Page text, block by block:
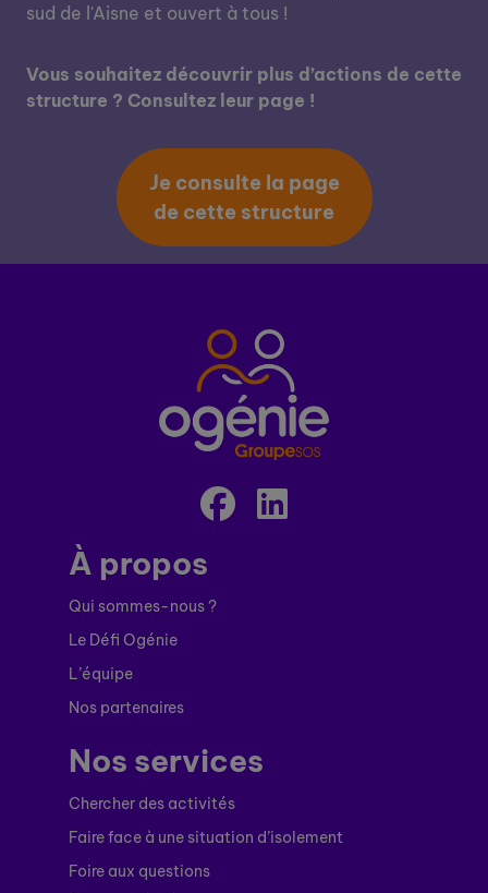
sud de l'Aisne et ouvert à tous !
Vous souhaitez découvrir plus d’actions de cette
structure ? Consultez leur page !
Je consulte la page
de cette structure
À propos
Qui sommes-nous ?
Le Défi Ogénie
L’équipe
Nos partenaires
Nos services
Chercher des activités
Faire face à une situation d’isolement
Foire aux questions